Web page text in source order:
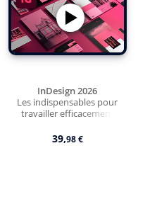
InDesign 2026
Les indispensables pour
travailler efficacement
39,98 €